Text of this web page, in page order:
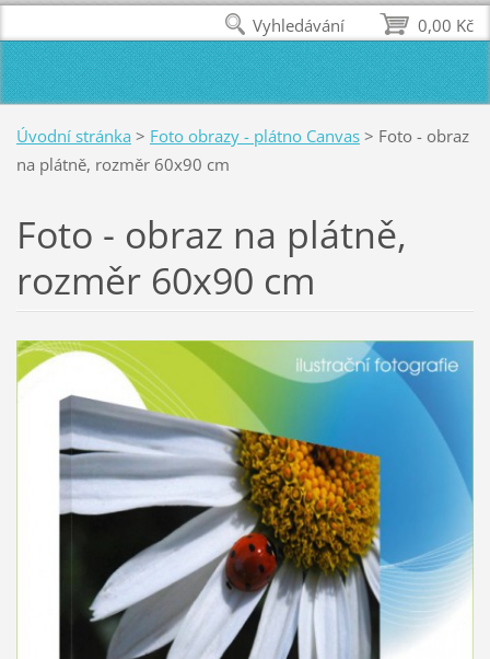
Úvodní stránka > Foto obrazy - plátno Canvas > Foto - obraz
na plátně, rozměr 60x90 cm
Foto - obraz na plátně,
rozměr 60x90 cm
0,00 Kč
Vyhledávání